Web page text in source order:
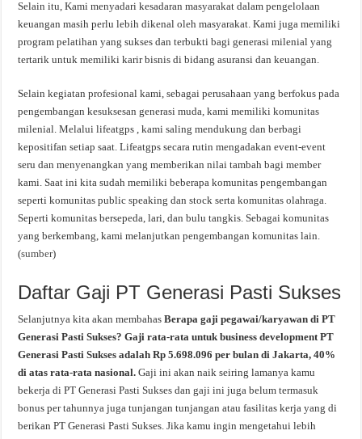
Selain itu, Kami menyadari kesadaran masyarakat dalam pengelolaan
keuangan masih perlu lebih dikenal oleh masyarakat. Kami juga memiliki
program pelatihan yang sukses dan terbukti bagi generasi milenial yang
tertarik untuk memiliki karir bisnis di bidang asuransi dan keuangan.
Selain kegiatan profesional kami, sebagai perusahaan yang berfokus pada
pengembangan kesuksesan generasi muda, kami memiliki komunitas
milenial. Melalui lifeatgps , kami saling mendukung dan berbagi
kepositifan setiap saat. Lifeatgps secara rutin mengadakan event-event
seru dan menyenangkan yang memberikan nilai tambah bagi member
kami. Saat ini kita sudah memiliki beberapa komunitas pengembangan
seperti komunitas public speaking dan stock serta komunitas olahraga.
Seperti komunitas bersepeda, lari, dan bulu tangkis. Sebagai komunitas
yang berkembang, kami melanjutkan pengembangan komunitas lain.
(sumber)
Daftar Gaji PT Generasi Pasti Sukses
Selanjutnya kita akan membahasBerapa gaji pegawai/karyawan di PT
Generasi Pasti Sukses? Gaji rata-rata untuk business development PT
Generasi Pasti Sukses adalah Rp 5.698.096 per bulan di Jakarta, 40%
di atas rata-rata nasional.Gaji ini akan naik seiring lamanya kamu
bekerja di PT Generasi Pasti Sukses dan gaji ini juga belum termasuk
bonus per tahunnya juga tunjangan tunjangan atau fasilitas kerja yang di
berikan PT Generasi Pasti Sukses. Jika kamu ingin mengetahui lebih